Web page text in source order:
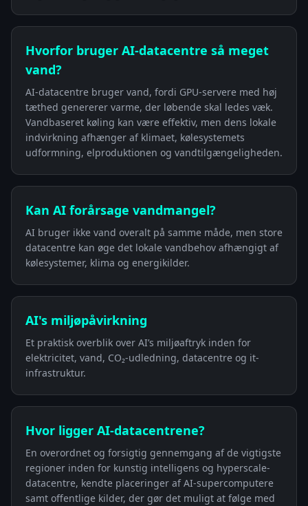
Hvorfor bruger AI-datacentre så meget
vand?
AI-datacentre bruger vand, fordi GPU-servere med høj
tæthed genererer varme, der løbende skal ledes væk.
Vandbaseret køling kan være effektiv, men dens lokale
indvirkning afhænger af klimaet, kølesystemets
udformning, elproduktionen og vandtilgængeligheden.
Kan AI forårsage vandmangel?
AI bruger ikke vand overalt på samme måde, men store
datacentre kan øge det lokale vandbehov afhængigt af
kølesystemer, klima og energikilder.
AI's miljøpåvirkning
Et praktisk overblik over AI’s miljøaftryk inden for
elektricitet, vand, CO₂-udledning, datacentre og it-
infrastruktur.
Hvor ligger AI-datacentrene?
En overordnet og forsigtig gennemgang af de vigtigste
regioner inden for kunstig intelligens og hyperscale-
datacentre, kendte placeringer af AI-supercomputere
samt offentlige kilder, der gør det muligt at følge med